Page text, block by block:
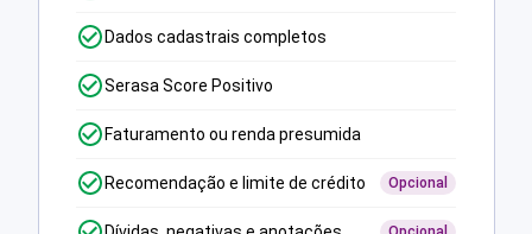
Dados cadastrais completos
Serasa Score Positivo
Faturamento ou renda presumida
Recomendação e limite de crédito Opcional